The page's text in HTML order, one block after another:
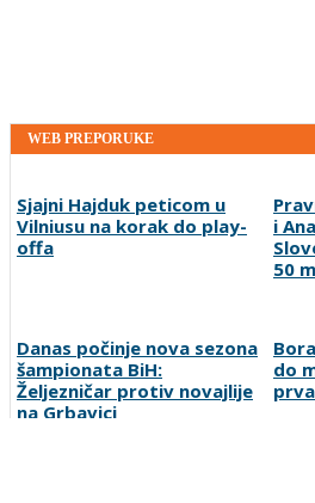
WEB PREPORUKE
Vilniusu na korak do play-
offa
i
50